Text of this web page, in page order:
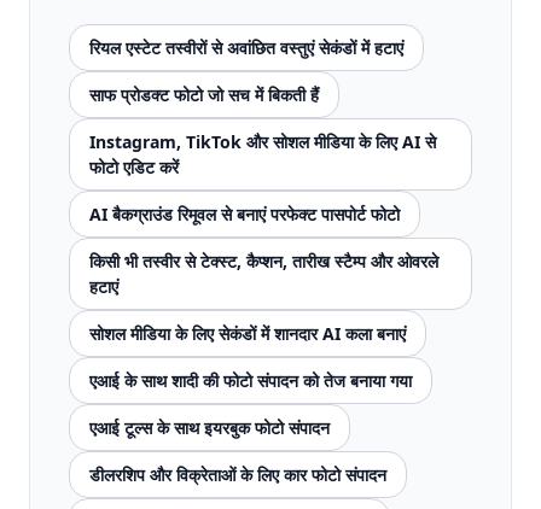
रियल एस्टेट तस्वीरों से अवांछित वस्तुएं सेकंडों में हटाएं
साफ प्रोडक्ट फोटो जो सच में बिकती हैं
Instagram, TikTok और सोशल मीडिया के लिए AI से
फोटो एडिट करें
AI बैकग्राउंड रिमूवल से बनाएं परफेक्ट पासपोर्ट फोटो
किसी भी तस्वीर से टेक्स्ट, कैप्शन, तारीख स्टैम्प और ओवरले
हटाएं
सोशल मीडिया के लिए सेकंडों में शानदार AI कला बनाएं
एआई के साथ शादी की फोटो संपादन को तेज बनाया गया
एआई टूल्स के साथ इयरबुक फोटो संपादन
डीलरशिप और विक्रेताओं के लिए कार फोटो संपादन